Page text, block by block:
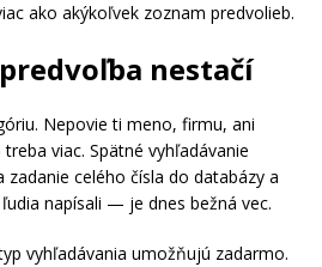
ako akýkoľvek zoznam predvolieb.
nestačí
Nepovie ti meno, firmu, ani
viac. Spätné vyhľadávanie
celého čísla do databázy a
napísali — je dnes bežná vec.
vyhľadávania umožňujú zadarmo.